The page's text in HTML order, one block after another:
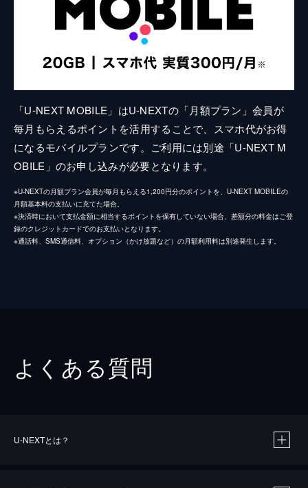
「U-NEXT MOBILE」はU-NEXTの「月額プラン」会員が
毎月もらえるポイントを活用することで、スマホ代がお得
になるモバイルプランです。ご利用には別途「U-NEXT M
OBILE」のお申し込みが必要となります。
※U-NEXTの月額プラン会員が毎月もらえる1,200円分のポイントを、U-NEXT MOBILEの
月額基本料の支払いに充てた場合。
※決済時において支払金額に相当するポイントを保有していない場合、差額分の料金はご登
録のクレジットカードでのお支払いとなります。
※通話料、SMS通信料、オプション（かけ放題など）の月額利用料は別途発生します。
よくある質問
U-NEXTとは？